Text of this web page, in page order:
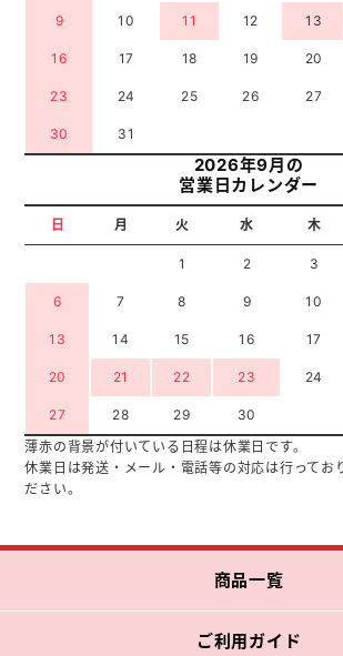
9 10 11 12 13
16 17 18 19 20
23 24 25 26 27
30 31
2026年9月の
営業日カレンダー
日 月 火 水 木
1 2 3
6 7 8 9 10
13 14 15 16 17
20 21 22 23 24
27 28 29
30
薄赤の背景が付いている日程は休業日です。
休業日は発送・メール・電話等の対応は行ってお
ださい。
商品一覧
ご利用ガイド